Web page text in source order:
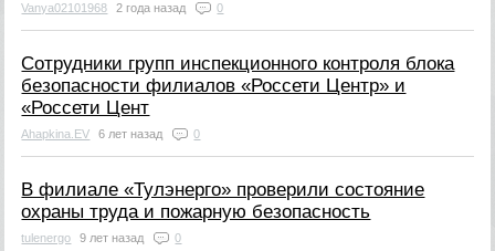
Vanya02101968 2 года назад 0
Сотрудники групп инспекционного контроля блока
безопасности филиалов «Россети Центр» и
«Россети Цент
Ahapkina.EV 6 лет назад 0
В филиале «Тулэнерго» проверили состояние
охраны труда и пожарную безопасность
tulenergo 9 лет назад 0